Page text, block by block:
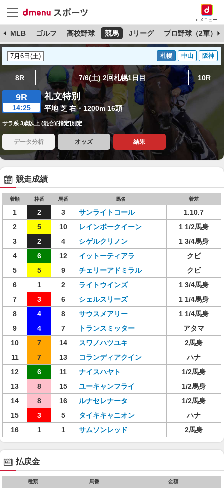
dメニュー
MLB ゴルフ 高校野球 競馬 Jリーグ プロ野球（2軍）
札幌 中山 阪神
8R 7/6(土) 2回札幌1日目 10R
9R
14:25
礼文特別
平地 芝 右・1200m 16頭
サラ系 3歳以上 (混合)[指定]別定
データ分析 オッズ 結果
競走成績
着順 枠番 馬番 馬名 着差
1 2 3 サンライトコール
1.10.7
2
5 10 レインボークイーン
1 1/2馬身
3
2 4 シゲルクリノン
1 3/4馬身
4
6 12 イットーティアラ
クビ
5
5 9 チェリーアドミラル
クビ
6
1 2 ライトウインズ
1 3/4馬身
7
3 6 シェルスリーズ
1 1/4馬身
8
4 8 サウスメアリー
1 1/4馬身
9
4 7 トランスミッター
アタマ
10
7 14 スワノハツユキ
2馬身
11
7 13 コランディアクイン
ハナ
12
6 11 ナイスハヤト
1/2馬身
13
8 15 ユーキャンフライ
1/2馬身
14
8 16 ルナセレナータ
1/2馬身
15
3 5 タイキキャニオン
ハナ
16
1 1 サムソンレッド 2馬身
払戻金
種類 馬番 金額